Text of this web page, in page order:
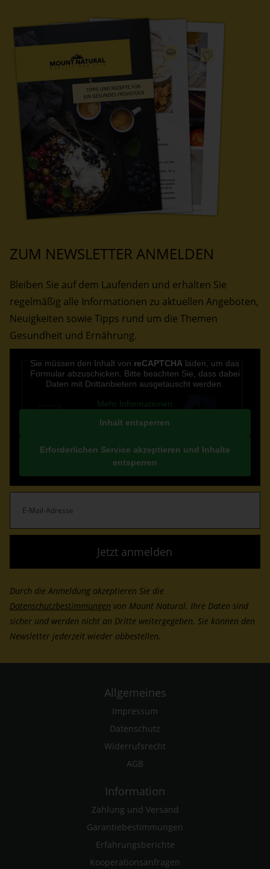
ZUM NEWSLETTER ANMELDEN
Bleiben Sie auf dem Laufenden und erhalten Sie
regelmäßig alle Informationen zu aktuellen Angeboten,
Neuigkeiten sowie Tipps rund um die Themen
Gesundheit und Ernährung.
Sie müssen den Inhalt von reCAPTCHA laden, um das
Formular abzuschicken. Bitte beachten Sie, dass dabei
Daten mit Drittanbietern ausgetauscht werden.
Mehr Informationen
Inhalt entsperren
Erforderlichen Service akzeptieren und Inhalte
entsperren
Mail-
Adresse(erforderlich)
Durch die Anmeldung akzeptieren Sie die
Datenschutzbestimmungen von Mount Natural. Ihre Daten sind
sicher und werden nicht an Dritte weitergegeben. Sie können den
Newsletter jederzeit wieder abbestellen.
Allgemeines
Impressum
Datenschutz
Widerrufsrecht
AGB
Information
Zahlung und Versand
Garantiebestimmungen
Erfahrungsberichte
Kooperationsanfragen